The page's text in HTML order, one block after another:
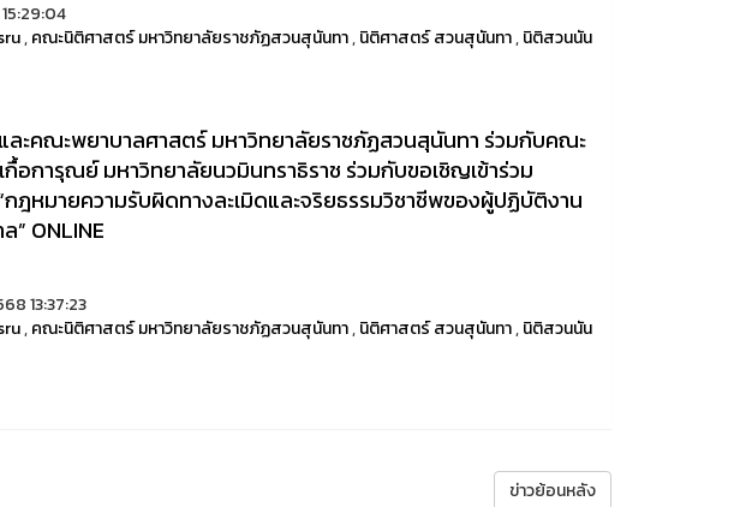
,คณะนิติศาสตร์ มหาวิทยาลัยราชภัฏสวนสุนันทา,นิติศาสตร์ สวนสุนันทา,นิติสวนนัน
ะคณะพยาบาลศาสตร์ มหาวิทยาลัยราชภัฏสวนสุนันทา ร่วมกับคณะ
อการุณย์ มหาวิทยาลัยนวมินทราธิราช ร่วมกับขอเชิญเข้าร่วม
กฎหมายความรับผิดทางละเมิดและจริยธรรมวิชาชีพของผู้ปฏิบัติงาน
” ONLINE
13:37:23
,คณะนิติศาสตร์ มหาวิทยาลัยราชภัฏสวนสุนันทา,นิติศาสตร์ สวนสุนันทา,นิติสวนนัน
ข่าวย้อนหลัง